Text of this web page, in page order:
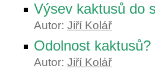
Výsev kaktusů do
Autor: Jiří Kolář
Odolnost kaktusů?
Autor: Jiří Kolář